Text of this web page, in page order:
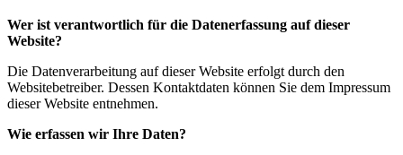
Wer ist verantwortlich für die Datenerfassung auf dieser
Website?
Die Datenverarbeitung auf dieser Website erfolgt durch den
Websitebetreiber. Dessen Kontaktdaten können Sie dem Impressum
dieser Website entnehmen.
Wie erfassen wir Ihre Daten?